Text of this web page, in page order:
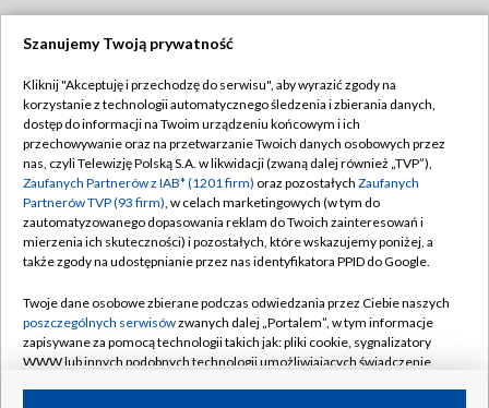
TVP
Abonament TVP
Emisja w TVP
Centrum informacji TVP
Naziemna Telewizja Cyfrowa
Rada Programowa
System NOS
Informacje o nadawcy
Regulamin TVP
Polityka prywatności
Moje zgody
Pomoc
Kontakt
Kanały
Szanujemy Twoją prywatność
Kliknij "Akceptuję i przechodzę do serwisu", aby wyrazić zgody na
korzystanie z technologii automatycznego śledzenia i zbierania danych,
dostęp do informacji na Twoim urządzeniu końcowym i ich
przechowywanie oraz na przetwarzanie Twoich danych osobowych przez
nas, czyli Telewizję Polską S.A. w likwidacji (zwaną dalej również „TVP”),
Zaufanych Partnerów z IAB* (1201 firm) oraz pozostałych Zaufanych
Partnerów TVP (93 firm), w celach marketingowych (w tym do
zautomatyzowanego dopasowania reklam do Twoich zainteresowań i
mierzenia ich skuteczności) i pozostałych, które wskazujemy poniżej, a
także zgody na udostępnianie przez nas identyfikatora PPID do Google.
Twoje dane osobowe zbierane podczas odwiedzania przez Ciebie naszych
poszczególnych serwisówzwanych dalej „Portalem”, w tym informacje
zapisywane za pomocą technologii takich jak: pliki cookie, sygnalizatory
WWW lub innych podobnych technologii umożliwiających świadczenie